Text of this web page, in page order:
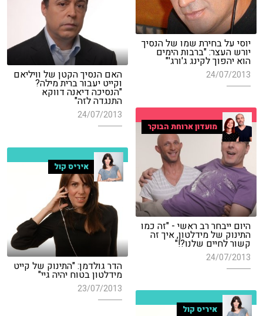
יוסי על בחירת שמו של הנסיך
יורש העצר: "ברבות הימים
הוא יהפוך לקינג ג'ורג'"
24/07/2013 האם הנסיך הקטן של וויליאם
וקייט יעבור ברית מילה?
"הנסיכה דיאנה דווקא
התנגדה לזה"
24/07/2013
מועדון ארוחת הבוקר
היום ייבחר רב ראשי - "זה כמו
התינוק של מידלטון, איך זה
קשור לחיים שלנו?!"
24/07/2013
איריס קול
הדר גולדמן: "התינוק של קייט
מידלטון בטוח יהיה גיי"
23/07/2013
איריס קול